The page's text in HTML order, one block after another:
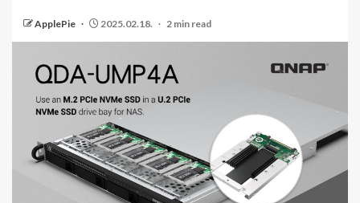
ApplePie 2025.02.18. 2 min read